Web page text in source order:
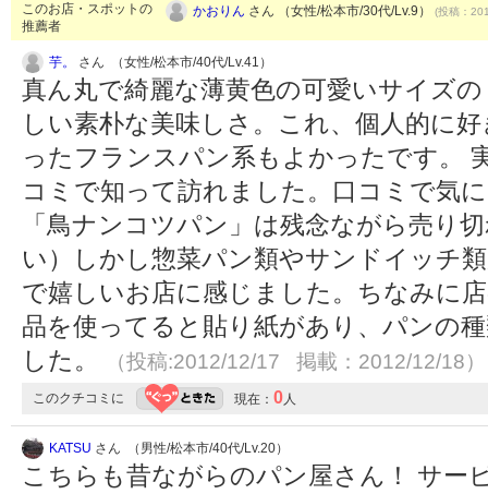
このお店・スポットの
推薦者
かおりん さん （女性/松本市/30代/Lv.9） (投稿：
芋。 さん （女性/松本市/40代/Lv.41）
真ん丸で綺麗な薄黄色の可愛いサイズ
しい素朴な美味しさ。これ、個人的に
ったフランスパン系もよかったです。
コミで知って訪れました。口コミで気
「鳥ナンコツパン」は残念ながら売り
い）しかし惣菜パン類やサンドイッチ
で嬉しいお店に感じました。ちなみに
品を使ってると貼り紙があり、パンの
した。
（投稿:2012/12/17 掲載：2012/12/18）
このクチコミに 現在： 0人
KATSU さん （男性/松本市/40代/Lv.20）
こちらも昔ながらのパン屋さん！ サー